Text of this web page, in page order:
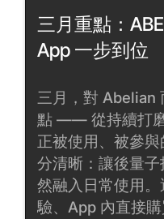
三月重點：
App 一步到位
三月，對 Abelian
點 —— 從持續打
正被使用、被參
分清晰：讓後量
然融入日常使用
驗、App 內直接